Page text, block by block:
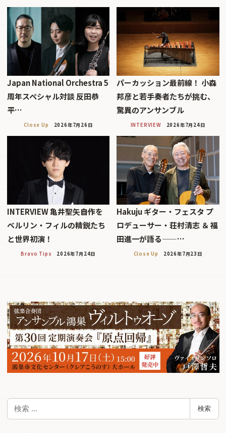
Japan National Orchestra 5
周年スペシャル対談 反田恭
平…
Close Up 2026年7月26日
パーカッション最前線！ 小森
邦彦と若手奏者たちが挑む、
驚異のアンサンブル
INTERVIEW 2026年7月24日
INTERVIEW 亀井聖矢――自作を
ベルリン・フィルの精鋭たち
と世界初演！
Bravo Tips 2026年7月24日
Hakuju ギター・フェスタ プ
ロデューサー・荘村清志 ＆ 福
田進一が語る——…
Close Up 2026年7月23日
検
検索